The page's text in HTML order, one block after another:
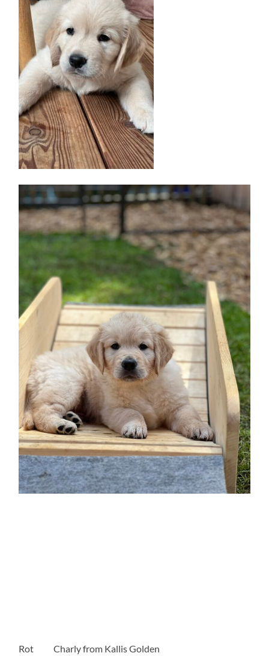
Rot Charly from Kallis Golden